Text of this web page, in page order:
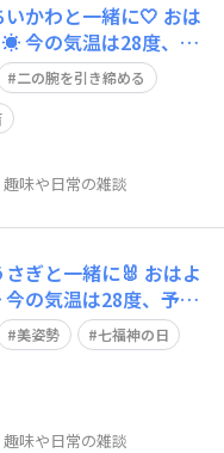
わと一緒に🤍 おは
今の気温は28度、予
す。 骨盤を立て
す。 両手を「前な
二の腕を引き締める
趣味や日常の雑談
一緒に🐰 おはよ
の気温は28度、予想
、下腹を引き上げて
、両手を後頭部で組
美姿勢
七福神の日
趣味や日常の雑談